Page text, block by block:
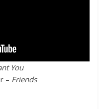
You
– Friends